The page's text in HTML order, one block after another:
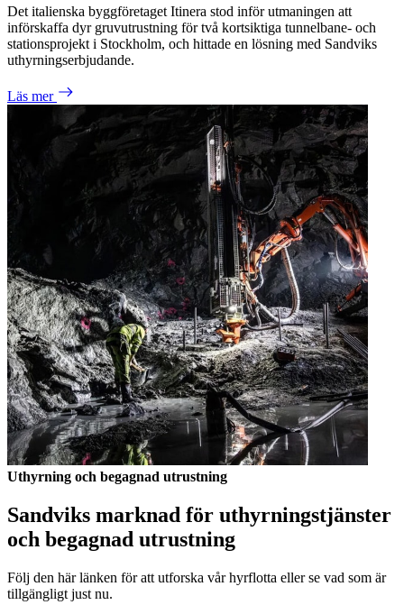
Det italienska byggföretaget Itinera stod inför utmaningen att
införskaffa dyr gruvutrustning för två kortsiktiga tunnelbane- och
stationsprojekt i Stockholm, och hittade en lösning med Sandviks
uthyrningserbjudande.
Läs mer
Uthyrning och begagnad utrustning
Sandviks marknad för uthyrningstjänster
och begagnad utrustning
Följ den här länken för att utforska vår hyrflotta eller se vad som är
tillgängligt just nu.